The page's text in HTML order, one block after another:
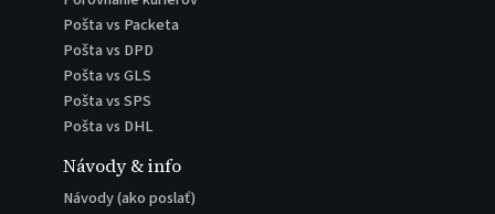
Pošta vs Packeta
Pošta vs DPD
Pošta vs GLS
Pošta vs SPS
Pošta vs DHL
Návody & info
Návody (ako poslať)